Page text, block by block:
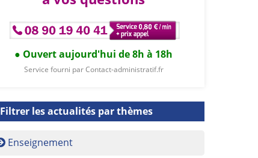
Ouvert aujourd'hui de 8h à 18h
Service fourni par Contact-administratif.fr
Filtrer les actualités par thèmes
Enseignement